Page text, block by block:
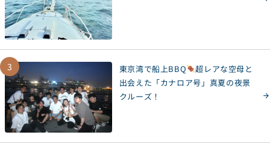
3 東京湾で船上BBQ
超レアな空母と
出会えた「カナロア号」真夏の夜景
クルーズ！